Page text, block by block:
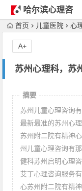
哈尔滨心理咨
询首页 儿童医院 心
苏州心理科，苏
A+
摘要
苏州儿童心理咨询
最新最准的苏州心
苏州附二院有精神
州儿童心理咨询有
健科苏州启明心理
艾丁心理咨询服务
心苏州附二院有精